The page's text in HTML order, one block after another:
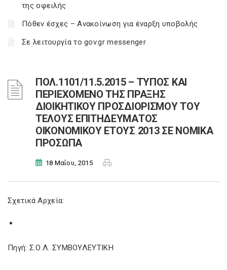
της οφειλής
Πόθεν έσχες – Ανακοίνωση για έναρξη υποβολής
Σε λειτουργία το gov.gr messenger
ΠΟΛ.1101/11.5.2015 – ΤΥΠΟΣ ΚΑΙ
ΠΕΡΙΕΧΟΜΕΝΟ ΤΗΣ ΠΡΑΞΗΣ
ΔΙΟΙΚΗΤΙΚΟΥ ΠΡΟΣΔΙΟΡΙΣΜΟΥ ΤΟΥ
ΤΕΛΟΥΣ ΕΠΙΤΗΔΕΥΜΑΤΟΣ
ΟΙΚΟΝΟΜΙΚΟΥ ΕΤΟΥΣ 2013 ΣΕ ΝΟΜΙΚΑ
ΠΡΟΣΩΠΑ
18 Μαΐου, 2015
Σχετικά Αρχεία:
Πηγή: Σ.Ο.Λ. ΣΥΜΒΟΥΛΕΥΤΙΚΗ